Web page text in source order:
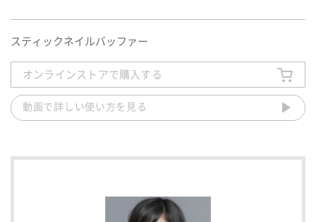
スティックネイルバッファー
オンラインストアで購入する
動画で詳しい使い方を見る